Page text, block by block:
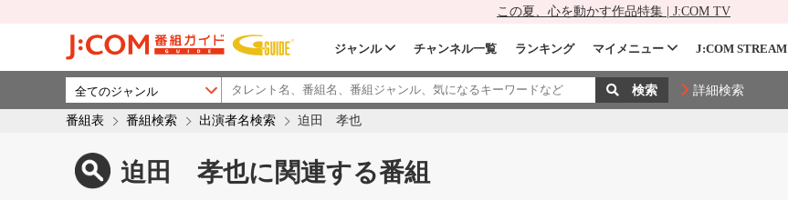
この夏、心を動かす作品特集 | J:COM TV
ジャンル チャンネル一覧 ランキング マイメニュー J:COM STREAM
詳細検索
番組表 番組検索 出演者名検索 迫田 孝也
迫田 孝也に関連する番組